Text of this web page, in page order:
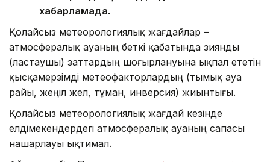
хабарламада.
Қолайсыз метеорологиялық жағдайлар –
атмосфералық ауаның беткі қабатында зиянды
(ластаушы) заттардың шоғырлануына ықпал ететін
қысқамерзімді метеофакторлардың (тымық ауа
райы, жеңіл жел, тұман, инверсия) жиынтығы.
Қолайсыз метеорологиялық жағдай кезінде
елдімекендердегі атмосфералық ауаның сапасы
нашарлауы ықтимал.